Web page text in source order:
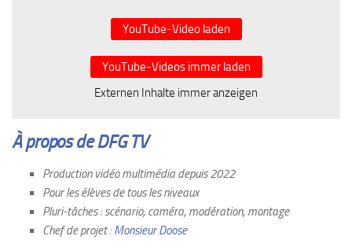
YouTube-Video laden
YouTube-Videos immer laden
Externen Inhalte immer anzeigen
À propos de DFG TV
Production vidéo multimédia depuis 2022
Pour les élèves de tous les niveaux
Pluri-tâches : scénario, caméra, modération, montage
Chef de projet :Monsieur Doose